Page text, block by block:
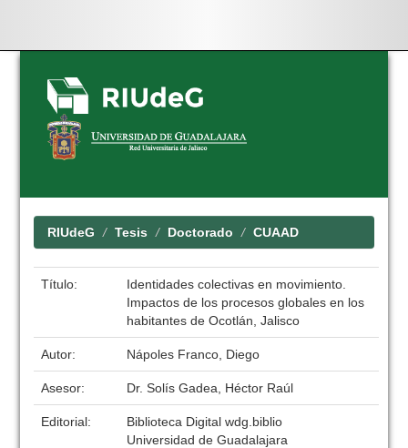
Skip
navigation
RIUdeG Tesis Doctorado CUAAD
Título:
Identidades colectivas en movimiento.
Impactos de los procesos globales en los
habitantes de Ocotlán, Jalisco
Autor: Nápoles Franco, Diego
Asesor: Dr. Solís Gadea, Héctor Raúl
Editorial:
Biblioteca Digital wdg.biblio
Universidad de Guadalajara